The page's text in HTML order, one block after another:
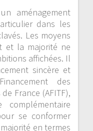
aménagement
dans les
Les moyens
et la majorité ne
affichées. Il
sincère et
des
France (AFITF),
complémentaire
se conformer
en termes